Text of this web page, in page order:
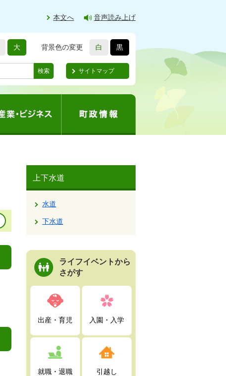
本文へ 音声読み上げ
大 背景色の変更 白 黒
検索 サイトマップ
上下水道
水道
下水道
ライフイベントから
さがす
出産・育児 入園・入学
就職・退職 引越し